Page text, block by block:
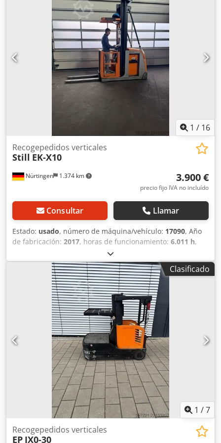
1.200 mm, peso total: 2.868 kg, 5116628
Número de serie: 612101V00139 Dodpfeyx Ralsx Alfeck
Especificaciones de la batería: 24 voltios, 840 amperios-
1 / 16
Nürtingen 1.374 km
Recogepedidos verticales
Still EK-X10
3.900 €
precio fijo IVA no incluído
Consultar Llamar
Estado: usado, número de máquina/vehículo: 17090, Año
de fabricación: 2017, horas de funcionamiento: 6.011 h,
1.000 kg, altura de elevación:
mm, centro de carga:600 mm, tipo de combustible:
, tipo de mástil:Simplex, altura de construcción:
, voltaje de la batería:24 V, longitud de la
1.200 mm, peso total:2.868 kg, Equipamiento:
3ª función hidráulica, 5145469 Djdpfjzfd T Nox Alfjck
Número de serie: 612101H00204 Especificaciones de la
batería: 24 V, 6 elementos PzS, 840 Ah (a partir de 2022)
Clasificado
1 /7
Recogepedidos verticales
EP JX0-30